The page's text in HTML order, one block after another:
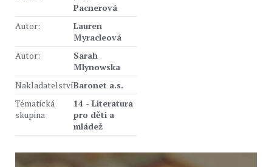
Pacnerová
Autor:
Lauren
Myracleová
Autor:
Sarah
Mlynowska
NakladatelstvíBaronet a.s.
Tématická
skupina
14 - Literatura
pro děti a
mládež